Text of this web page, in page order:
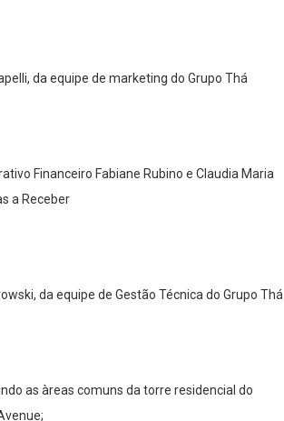
da equipe de marketing do Grupo Thá
Financeiro Fabiane Rubino e Claudia Maria
a Receber
da equipe de Gestão Técnica do Grupo Thá
as àreas comuns da torre residencial do